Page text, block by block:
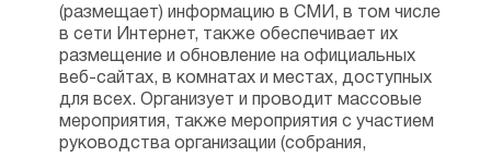
(размещает) информацию в СМИ, в том числе
в сети Интернет, также обеспечивает их
размещение и обновление на официальных
веб-сайтах, в комнатах и местах, доступных
для всех. Организует и проводит массовые
мероприятия, также мероприятия с участием
руководства организации (собрания,